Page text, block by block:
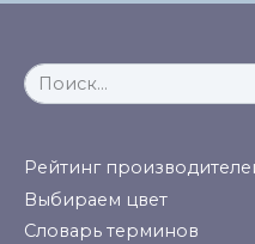
Search
for:
Рейтинг
Выбираем цвет
Словарь терминов